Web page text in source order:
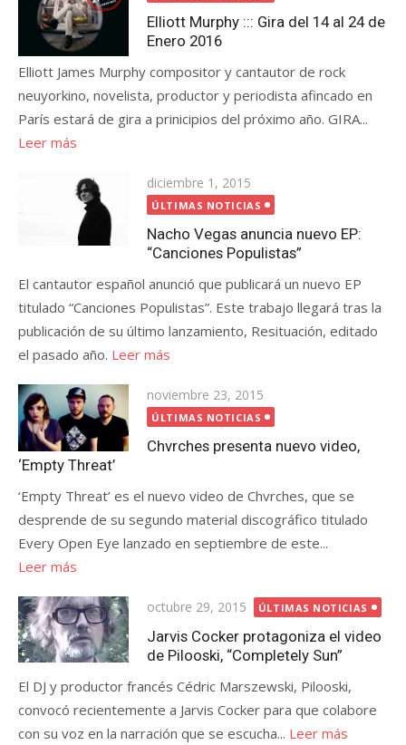
Elliott Murphy ::: Gira del 14 al 24 de
Enero 2016
Elliott James Murphy compositor y cantautor de rock
neuyorkino, novelista, productor y periodista afincado en
París estará de gira a prinicipios del próximo año. GIRA...
Leer más
Publicada
el
diciembre 1, 2015
ÚLTIMAS NOTICIAS
Nacho Vegas anuncia nuevo EP:
“Canciones Populistas”
El cantautor español anunció que publicará un nuevo EP
titulado “Canciones Populistas”. Este trabajo llegará tras la
publicación de su último lanzamiento, Resituación, editado
el pasado año. Leer más
Publicada
el
noviembre 23, 2015
ÚLTIMAS NOTICIAS
Chvrches presenta nuevo video,
‘Empty Threat’
‘Empty Threat’ es el nuevo video de Chvrches, que se
desprende de su segundo material discográfico titulado
Every Open Eye lanzado en septiembre de este...
Leer más
Publicada
el
octubre 29, 2015 ÚLTIMAS NOTICIAS
Jarvis Cocker protagoniza el video
de Pilooski, “Completely Sun”
El DJ y productor francés Cédric Marszewski, Pilooski,
convocó recientemente a Jarvis Cocker para que colabore
con su voz en la narración que se escucha... Leer más